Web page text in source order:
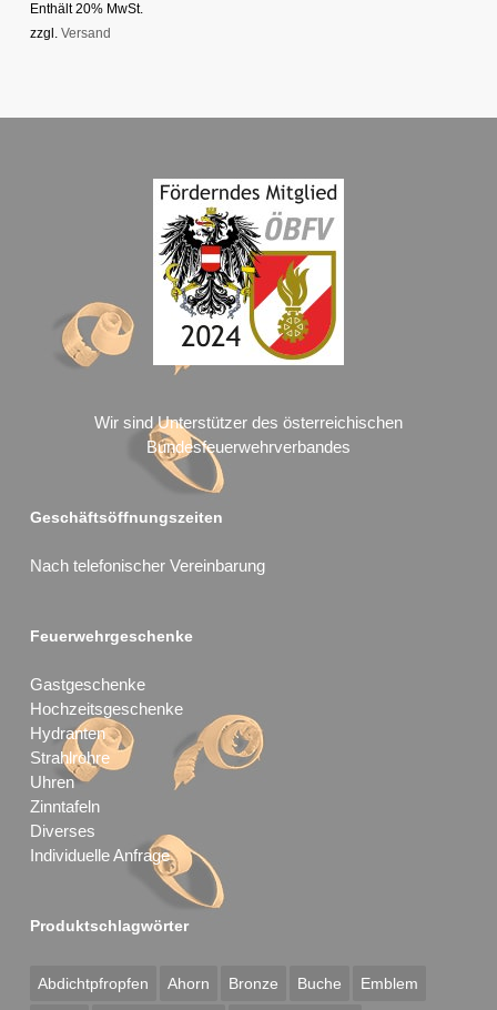
The
options
chosen
Enthält 20% MwSt.
zzgl. Versand
Wir sind Unterstützer des österreichischen
Bundesfeuerwehrverbandes
Geschäftsöffnungszeiten
Nach telefonischer Vereinbarung
Feuerwehrgeschenke
Gastgeschenke
Hochzeitsgeschenke
Hydranten
Strahlrohre
Uhren
Zinntafeln
Diverses
Individuelle Anfrage
Produktschlagwörter
Abdichtpfropfen Ahorn Bronze Buche Emblem